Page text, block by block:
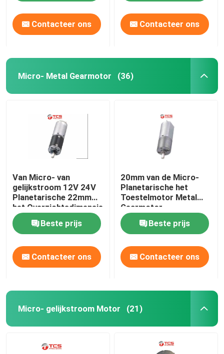
Contacteer ons Contacteer ons
Micro- Metal Gearmotor (36)
Van Micro- van
gelijkstroom 12V 24V
Planetarische 22mm
het Overzichtsdimensie
Metal Gearmotor met
CodeurBeste prijs
Contacteer ons
20mm van de Micro-
Planetarische het
Toestelmotor Metal
Gearmotor
gelijkstroom 12V 24V
met Verminderd
Beste prijs
Contacteer ons
Micro- gelijkstroom Motor (21)